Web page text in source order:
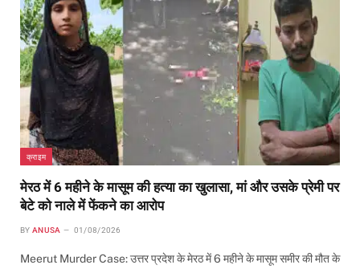
क्राइम
मेरठ में 6 महीने के मासूम की हत्या का खुलासा, मां और उसके प्रेमी पर
बेटे को नाले में फेंकने का आरोप
BY ANUSA 01/08/2026
Meerut Murder Case: उत्तर प्रदेश के मेरठ में 6 महीने के मासूम समीर की मौत के